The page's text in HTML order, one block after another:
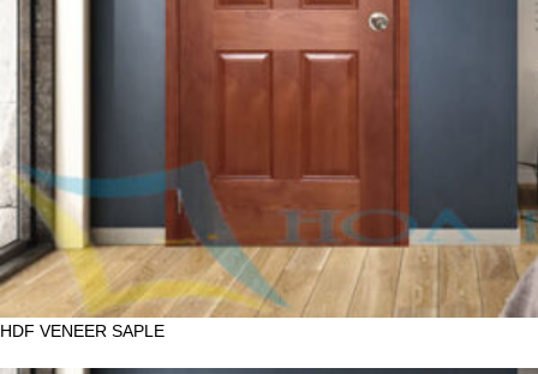
HDF VENEER SAPLE